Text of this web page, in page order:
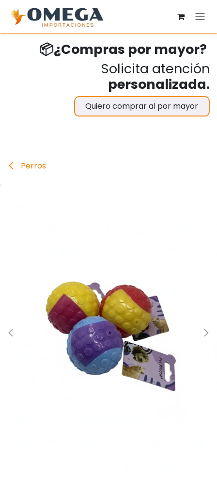
Ir al contenido
📦¿Compras por mayor?
Solicita atención
personalizada.
Quiero comprar al por mayor
Perros